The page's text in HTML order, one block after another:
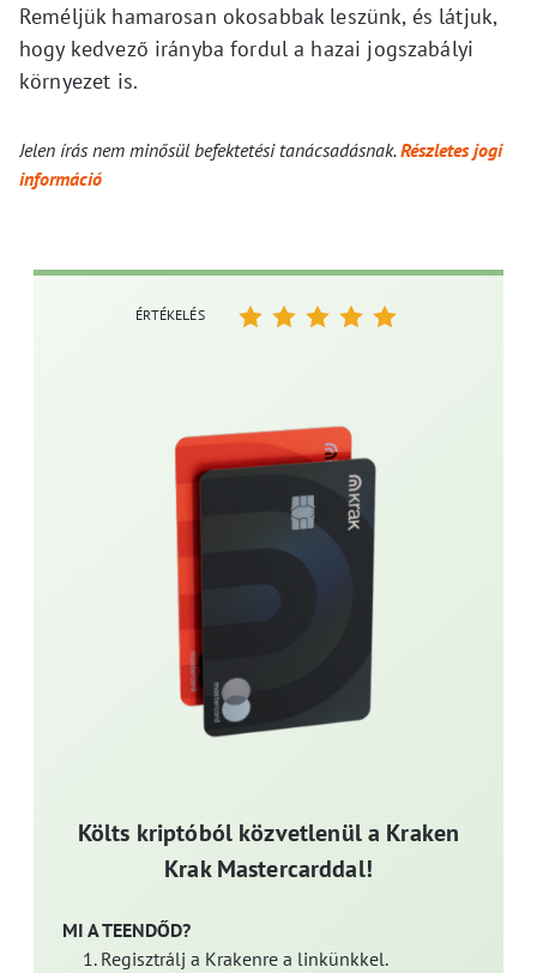
Reméljük hamarosan okosabbak leszünk, és látjuk,
hogy kedvező irányba fordul a hazai jogszabályi
környezet is.
Jelen írás nem minősül befektetési tanácsadásnak.Részletes jogi
információ
Költs kriptóból közvetlenül a Kraken
Krak Mastercarddal!
MI A TEENDŐD?
Regisztrálj a Krakenre a linkünkkel.
ÉRTÉKELÉS